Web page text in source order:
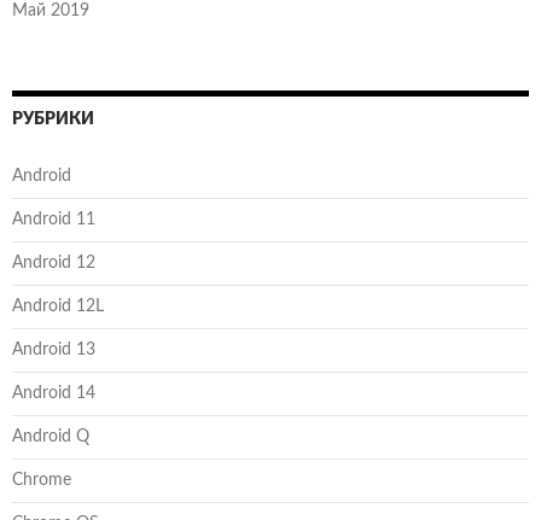
Май 2019
РУБРИКИ
Android
Android 11
Android 12
Android 12L
Android 13
Android 14
Android Q
Chrome